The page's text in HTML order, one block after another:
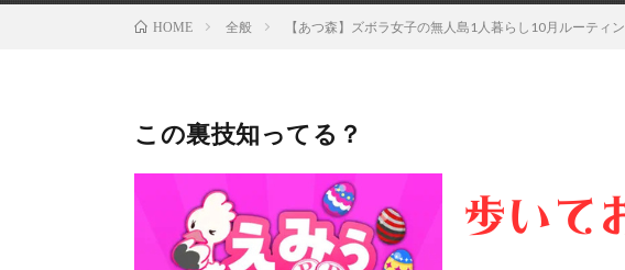
HOME 全般 【あつ森】ズボラ女子の無人島1人暮らし10月ルーテ
この裏技知ってる？